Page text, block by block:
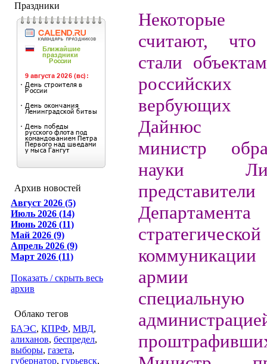
Праздники
Архив новостей
Август 2026 (5)
Июль 2026 (14)
Июнь 2026 (11)
Май 2026 (9)
Апрель 2026 (9)
Март 2026 (11)
Показать / скрыть весь
архив
Облако тегов
БАЭС, КПРФ, МВД,
алиханов, беспредел,
выборы, газета,
губернатор, гурьевск,
Некоторые
считают, что
стали
российских
вербующих
Дайнюс
министр
науки
представители
Департамента
стратегической
армии